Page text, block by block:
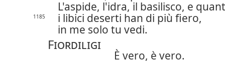
L'aspide, l'idra, il basilisco, e
1185
i libici deserti han di più fiero,
in me solo tu vedi.
Fiordiligi
È vero, è vero.